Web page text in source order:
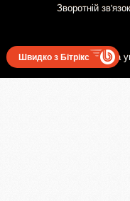
Зворотній зв'язок
Користувацька
Швидко з Бітрікс